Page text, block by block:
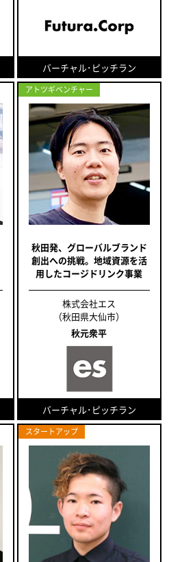
バーチャル･ピッチラン
アトツギベンチャー
秋田発、グローバルブランド
創出への挑戦。地域資源を活
用したコージドリンク事業
株式会社エス
（秋田県大仙市）
秋元衆平
バーチャル･ピッチラン
スタートアップ